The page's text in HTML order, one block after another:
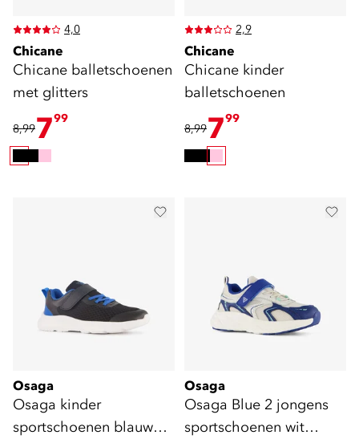
4,0
Chicane
Chicane balletschoenen
met glitters
8,99799
2,9
Chicane
Chicane kinder
balletschoenen
8,99799
Osaga
Osaga kinder
sportschoenen blauw
Osaga
Osaga Blue 2 jongens
sportschoenen wit